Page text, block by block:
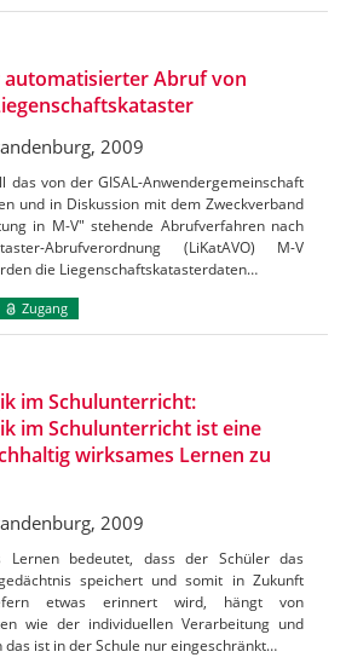
Abruf von
2009
das von der GISAL-Anwendergemeinschaft
und in Diskussion mit dem Zweckverband
in M-V" stehende Abrufverfahren nach
Abrufverordnung (LiKatAVO) M-V
die Liegenschaftskatasterdaten…
Zugang
im Schulunterricht:
im Schulunterricht ist eine
wirksames Lernen zu
2009
Lernen bedeutet, dass der Schüler das
speichert und somit in Zukunft
etwas erinnert wird, hängt von
wie der individuellen Verarbeitung und
das ist in der Schule nur eingeschränkt…